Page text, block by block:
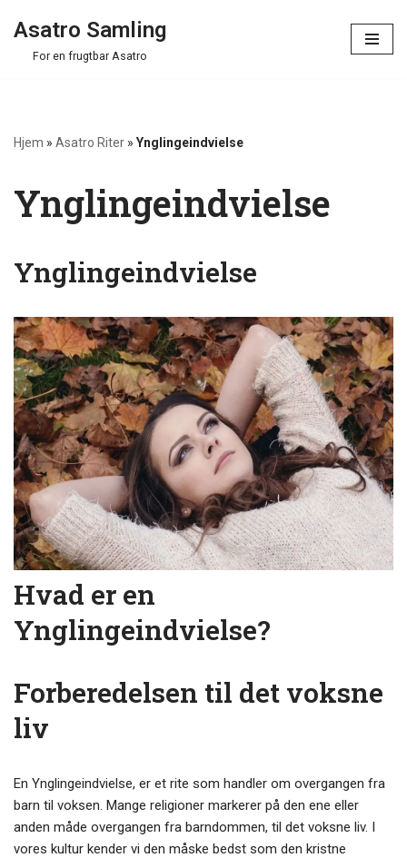
Spring
Asatro Samling
For en frugtbar Asatro
Hjem » Asatro Riter » Ynglingeindvielse
Ynglingeindvielse
Ynglingeindvielse
Hvad er en
Ynglingeindvielse?
Forberedelsen til det voksne
liv
En Ynglingeindvielse, er et rite som handler om overgangen fra
barn til voksen. Mange religioner markerer på den ene eller
anden måde overgangen fra barndommen, til det voksne liv. I
vores kultur kender vi den måske bedst som den kristne